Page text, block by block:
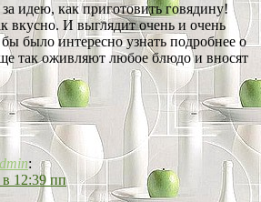
идею, как приготовить говядину!
вкусно. И выглядит очень и очень
было интересно узнать подробнее о
так оживляют любое блюдо и вносят
:
в 12:39 пп